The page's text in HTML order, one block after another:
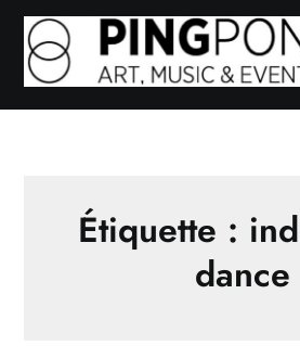
Skip
content
Étiquette :
dance